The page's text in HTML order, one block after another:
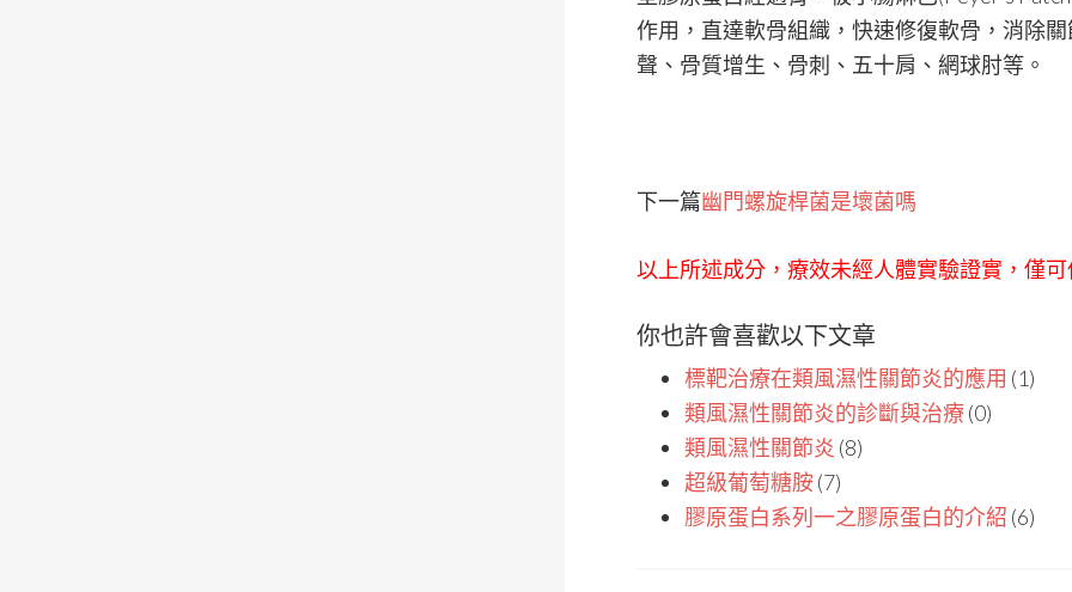
作用，直達軟骨組織，快速修復軟骨，消除
聲、骨質增生、骨刺、五十肩、網球肘等。
下一篇幽門螺旋桿菌是壞菌嗎
以上所述成分，療效未經人體實驗證實，僅
你也許會喜歡以下文章
標靶治療在類風濕性關節炎的應用 (1)
類風濕性關節炎的診斷與治療(0)
類風濕性關節炎 (8)
超級葡萄糖胺(7)
膠原蛋白系列一之膠原蛋白的介紹 (6)